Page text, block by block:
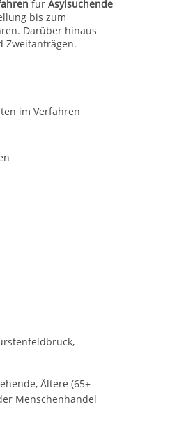
für Asylsuchende
bis zum
Darüber hinaus
Zweitanträgen.
im Verfahren
Ältere (65+
Menschenhandel